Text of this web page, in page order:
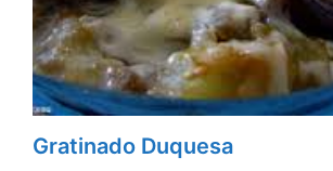
Gratinado Duquesa